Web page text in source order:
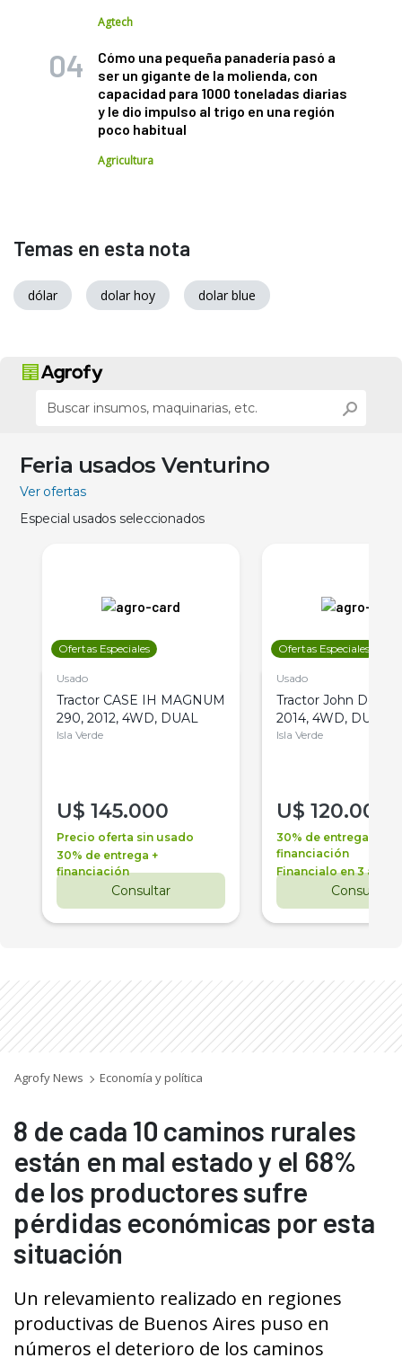
Agtech
Cómo una pequeña panadería pasó a
ser un gigante de la molienda, con
capacidad para 1000 toneladas diarias
y le dio impulso al trigo en una región
poco habitual
Agricultura
Temas en esta nota
dólar dolar hoy dolar blue
Feria usados Venturino
Ver ofertas
Especial usados seleccionados
Ofertas Especiales
Usado
Tractor CASE IH MAGNUM
290, 2012, 4WD, DUAL
Isla Verde
U$ 145.000
Precio oferta sin usado
30% de entrega +
financiación
Consultar
Ofertas Especiales
Usado
Tractor John Deere
2014, 4WD, DUAL
Isla Verde
U$ 120.000
30% de entrega +
financiación
Financialo en 3 años
Consultar
Agrofy News Economía y política
8 de cada 10 caminos rurales
están en mal estado y el 68%
de los productores sufre
pérdidas económicas por esta
situación
Un relevamiento realizado en regiones
productivas de Buenos Aires puso en
números el deterioro de los caminos